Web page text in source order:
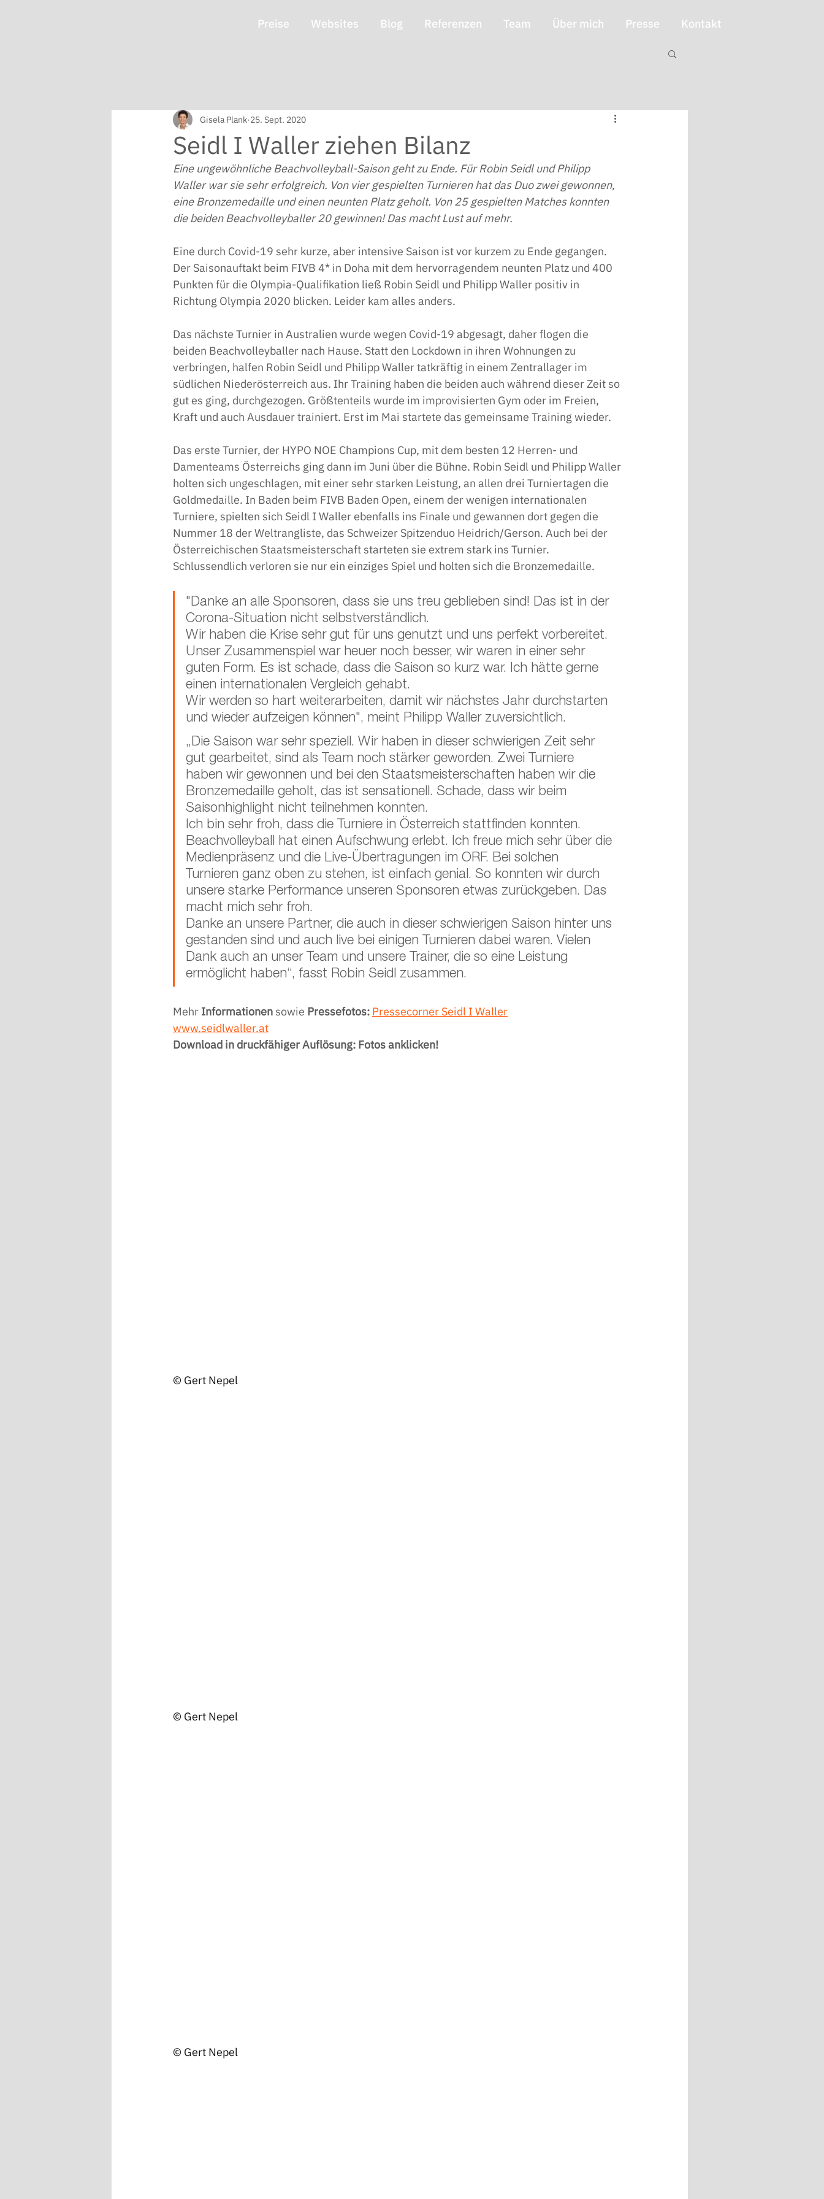
Preise Websites Blog Referenzen Team Über mich Presse Kontakt
Seidl I Waller ziehen Bilanz
Gisela Plank 25. Sept. 2020
Eine ungewöhnliche Beachvolleyball-Saison geht zu Ende. Für Robin Seidl und Philipp
Waller war sie sehr erfolgreich. Von vier gespielten Turnieren hat das Duo zwei gewonnen,
eine Bronzemedaille und einen neunten Platz geholt. Von 25 gespielten Matches konnten
die beiden Beachvolleyballer 20 gewinnen! Das macht Lust auf mehr.
Eine durch Covid-19 sehr kurze, aber intensive Saison ist vor kurzem zu Ende gegangen.
Der Saisonauftakt beim FIVB 4* in Doha mit dem hervorragendem neunten Platz und 400
Punkten für die Olympia-Qualifikation ließ Robin Seidl und Philipp Waller positiv in
Richtung Olympia 2020 blicken. Leider kam alles anders.
Das nächste Turnier in Australien wurde wegen Covid-19 abgesagt, daher flogen die
beiden Beachvolleyballer nach Hause. Statt den Lockdown in ihren Wohnungen zu
verbringen, halfen Robin Seidl und Philipp Waller tatkräftig in einem Zentrallager im
südlichen Niederösterreich aus. Ihr Training haben die beiden auch während dieser Zeit so
gut es ging, durchgezogen. Größtenteils wurde im improvisierten Gym oder im Freien,
Kraft und auch Ausdauer trainiert. Erst im Mai startete das gemeinsame Training wieder.
Das erste Turnier, der HYPO NOE Champions Cup, mit dem besten 12 Herren- und
Damenteams Österreichs ging dann im Juni über die Bühne. Robin Seidl und Philipp Waller
holten sich ungeschlagen, mit einer sehr starken Leistung, an allen drei Turniertagen die
Goldmedaille. In Baden beim FIVB Baden Open, einem der wenigen internationalen
Turniere, spielten sich Seidl I Waller ebenfalls ins Finale und gewannen dort gegen die
Nummer 18 der Weltrangliste, das Schweizer Spitzenduo Heidrich/Gerson. Auch bei der
Österreichischen Staatsmeisterschaft starteten sie extrem stark ins Turnier.
Schlussendlich verloren sie nur ein einziges Spiel und holten sich die Bronzemedaille.
"Danke an alle Sponsoren, dass sie uns treu geblieben sind! Das ist in der
Corona-Situation nicht selbstverständlich.
Wir haben die Krise sehr gut für uns genutzt und uns perfekt vorbereitet.
Unser Zusammenspiel war heuer noch besser, wir waren in einer sehr
guten Form. Es ist schade, dass die Saison so kurz war. Ich hätte gerne
einen internationalen Vergleich gehabt.
Wir werden so hart weiterarbeiten, damit wir nächstes Jahr durchstarten
und wieder aufzeigen können", meint Philipp Waller zuversichtlich.
„Die Saison war sehr speziell. Wir haben in dieser schwierigen Zeit sehr
gut gearbeitet, sind als Team noch stärker geworden. Zwei Turniere
haben wir gewonnen und bei den Staatsmeisterschaften haben wir die
Bronzemedaille geholt, das ist sensationell. Schade, dass wir beim
Saisonhighlight nicht teilnehmen konnten.
Ich bin sehr froh, dass die Turniere in Österreich stattfinden konnten.
Beachvolleyball hat einen Aufschwung erlebt. Ich freue mich sehr über die
Medienpräsenz und die Live-Übertragungen im ORF. Bei solchen
Turnieren ganz oben zu stehen, ist einfach genial. So konnten wir durch
unsere starke Performance unseren Sponsoren etwas zurückgeben. Das
macht mich sehr froh.
Danke an unsere Partner, die auch in dieser schwierigen Saison hinter uns
gestanden sind und auch live bei einigen Turnieren dabei waren. Vielen
Dank auch an unser Team und unsere Trainer, die so eine Leistung
ermöglicht haben“, fasst Robin Seidl zusammen.
Mehr Informationen sowie Pressefotos: Pressecorner Seidl I Waller
www.seidlwaller.at
Download in druckfähiger Auflösung: Fotos anklicken!
© Gert Nepel
© Gert Nepel
© Gert Nepel